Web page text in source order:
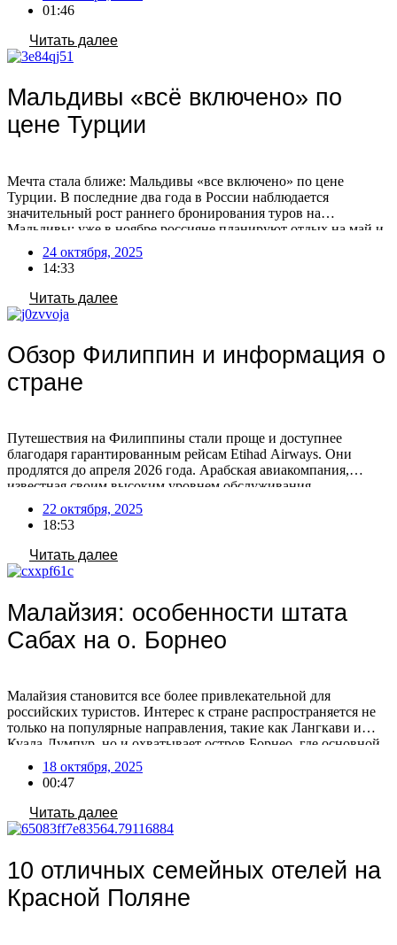
направление, предлагающее отдых на пляжах […]
01:46
Читать далее
Мальдивы «всё включено» по
цене Турции
Мечта стала ближе: Мальдивы «все включено» по цене
Турции. В последние два года в России наблюдается
значительный рост раннего бронирования туров на
Мальдивы: уже в ноябре россияне планируют отдых на май и
лето. На Мальдивах появляются отели, предлагающие сервис
в стиле турецких, по сопоставимым или даже более низким
ценам! Сезонные различия в составе отдыхающих Есть […]
24 октября, 2025
14:33
Читать далее
Обзор Филиппин и информация о
стране
Путешествия на Филиппины стали проще и доступнее
благодаря гарантированным рейсам Etihad Airways. Они
продлятся до апреля 2026 года. Арабская авиакомпания,
известная своим высоким уровнем обслуживания,
гарантирует приятные перелеты на протяжении всего пути.
Особой популярностью пользуются туры в зимний период
2025-2026, когда климат идеален для пляжного отдыха,
дайвинга и активных развлечений, обещая максимум
солнечных дней. Острова […]
22 октября, 2025
18:53
Читать далее
Малайзия: особенности штата
Сабах на о. Борнео
Малайзия становится все более привлекательной для
российских туристов. Интерес к стране распространяется не
только на популярные направления, такие как Лангкави и
Куала-Лумпур, но и охватывает остров Борнео, где основной
поток российских путешественников направляется в штат
Сабах. Штат активно продвигает себя на российском рынке,
участвуя в различных туристических мероприятиях. Сабах
расположен на острове Борнео, единственном острове […]
18 октября, 2025
00:47
Читать далее
10 отличных семейных отелей на
Красной Поляне